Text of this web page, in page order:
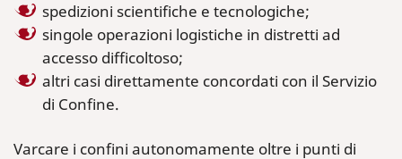
spedizioni scientifiche e tecnologiche;
singole operazioni logistiche in distretti ad
accesso difficoltoso;
altri casi direttamente concordati con il Servizio
di Confine.
Varcare i confini autonomamente oltre i punti di